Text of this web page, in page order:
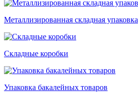
Металлизированная складная упаковка
Складные коробки
Упаковка бакалейных товаров